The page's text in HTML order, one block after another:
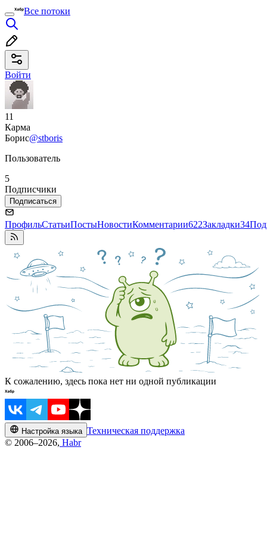
Все потоки
Войти
11
Карма
Борис@stboris
Пользователь
5
Подписчики
Подписаться
ПрофильСтатьиПостыНовостиКомментарии622Закладки34
К сожалению, здесь пока нет ни одной публикации
Настройка языка Техническая поддержка
© 2006–2026, Habr